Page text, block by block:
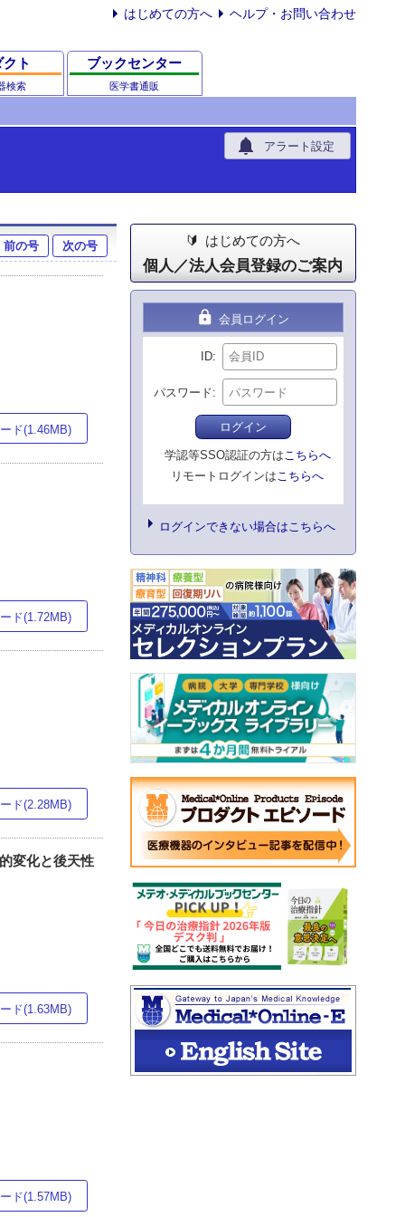
はじめての方へ ヘルプ・お問い合わせ
ト
検索
ブックセンター
医学書通販
notifications アラート設定
前の号 次の号
ド(1.46MB)
ド(1.72MB)
ド(2.28MB)
変化と後天性
ド(1.63MB)
ド(1.57MB)
はじめての方へ
個人／法人会員登録のご案内
lock 会員ログイン
ID
パスワード
ログイン
学認等SSO認証の方はこちらへ
リモートログインはこちらへ
ログインできない場合はこちらへ